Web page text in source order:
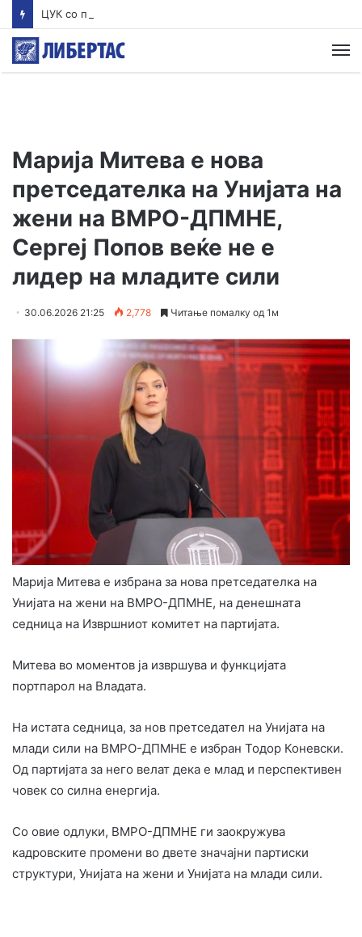
Марија Митева е нова
претседателка на Унијата на
жени на ВМРО-ДПМНЕ,
Сергеј Попов веќе не е
лидер на младите сили
30.06.2026 21:25 2,778 Читање помалку од 1м
Марија Митева е избрана за нова претседателка на
Унијата на жени на ВМРО-ДПМНЕ, на денешната
седница на Извршниот комитет на партијата.
Митева во моментов ја извршува и функцијата
портпарол на Владата.
На истата седница, за нов претседател на Унијата на
млади сили на ВМРО-ДПМНЕ е избран Тодор Коневски.
Од партијата за него велат дека е млад и перспективен
човек со силна енергија.
Со овие одлуки, ВМРО-ДПМНЕ ги заокружува
кадровските промени во двете значајни партиски
структури, Унијата на жени и Унијата на млади сили.